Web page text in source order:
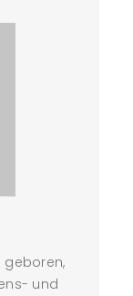
geboren,
und